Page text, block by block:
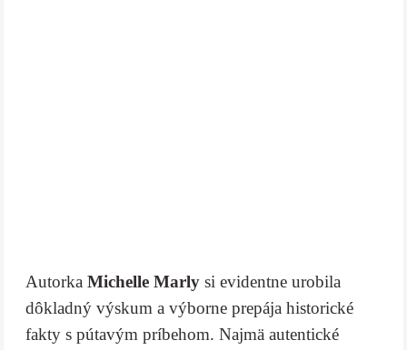
Autorka Michelle Marly si evidentne urobila
dôkladný výskum a výborne prepája historické
fakty s pútavým príbehom. Najmä autentické